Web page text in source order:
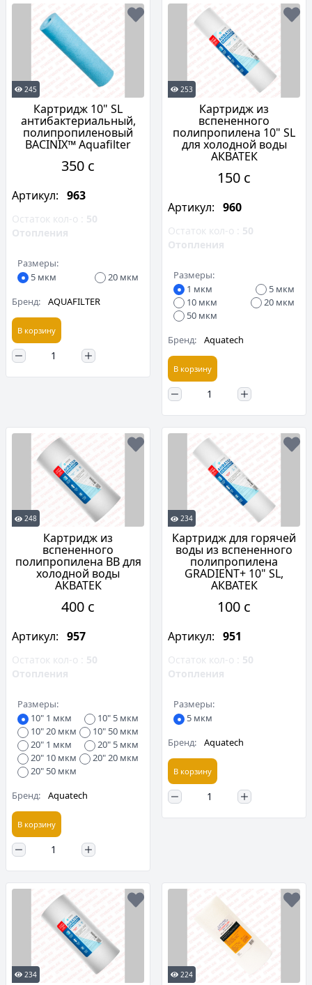
245
Картридж 10" SL
антибактериальный,
полипропиленовый
BACINIX™ Aquafilter
350 c
Артикул: 963
Остаток кол-о : 50
Отопления
Размеры:
5 мкм
20 мкм
Бренд:
AQUAFILTER
В корзину
253
Картридж из
вспененного
полипропилена 10" SL
для холодной воды
АКВАТЕК
150 c
Артикул: 960
Остаток кол-о : 50
Отопления
Размеры:
1 мкм
5 мкм
10 мкм
20 мкм
50 мкм
Бренд:
Aquatech
В корзину
248
Картридж из
вспененного
полипропилена BB для
холодной воды
АКВАТЕК
400 c
Артикул: 957
Остаток кол-о : 50
Отопления
Размеры:
10" 1 мкм
10" 5 мкм
10" 20 мкм
10" 50 мкм
20" 1 мкм
20" 5 мкм
20" 10 мкм
20" 20 мкм
20" 50 мкм
Бренд:
Aquatech
В корзину
234
Картридж для горячей
воды из вспененного
полипропилена
GRADIENT+ 10" SL,
АКВАТЕК
100 c
Артикул: 951
Остаток кол-о : 50
Отопления
Размеры:
5 мкм
Бренд:
Aquatech
В корзину
234 224